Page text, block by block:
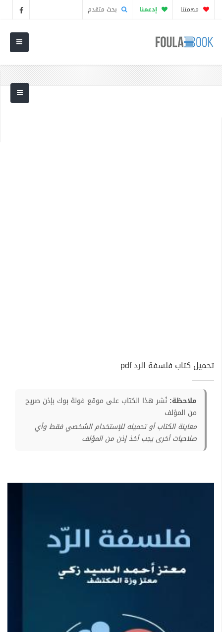
مهمتنا إدعمنا بحث متقدم
تحميل كتاب فلسفة الرد pdf
ملاحظة: نُشر هذا الكتاب على موقع فولة بوك بإذن صريح
من المؤلف
معاينة الكتاب أو تحميله للإستخدام الشخصي فقط وأي
صلاحيات أخرى يجب أخذ إذن من المؤلف